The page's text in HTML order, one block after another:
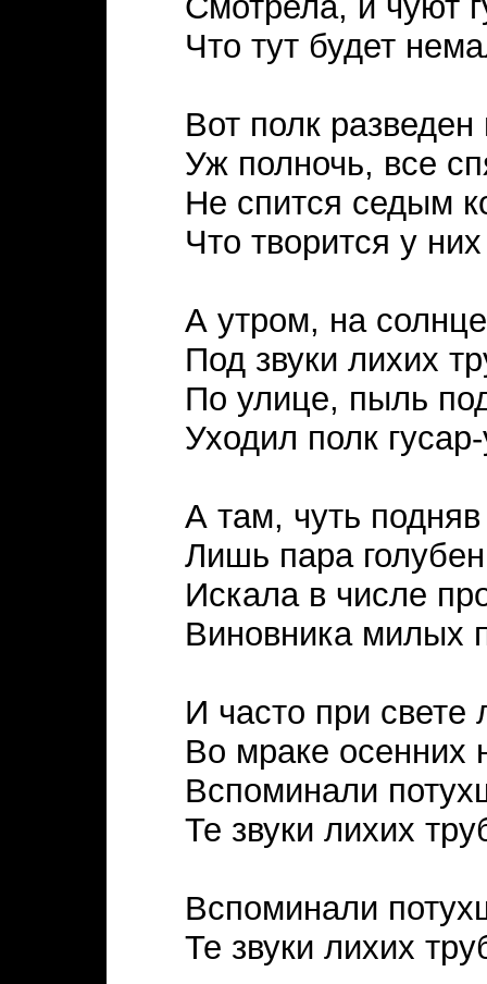
Что тут будет
Вот полк
Уж полночь, все
Не спится седым
Что творится у
А утром, на
Под звуки лихих
По улице, пыль
Уходил полк
А там, чуть подняв
Лишь пара
Искала в числе
Виновника милых
И часто при
Во мраке осенних
Вспоминали
Те звуки лихих
Вспоминали
Те звуки лихих